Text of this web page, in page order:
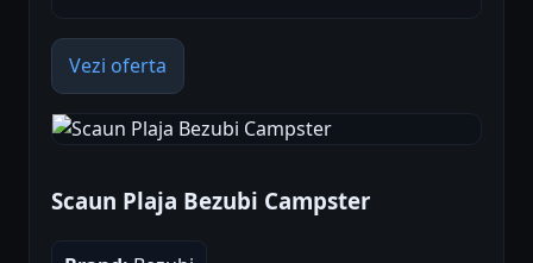
Vezi oferta
Scaun Plaja Bezubi Campster